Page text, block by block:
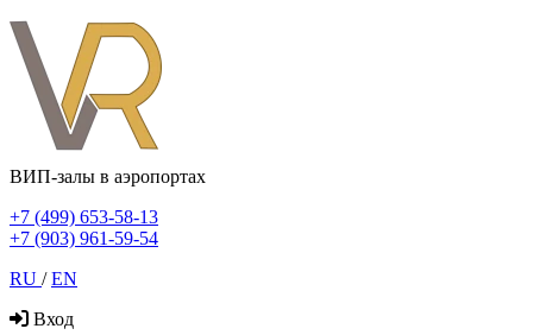
ВИП-залы в аэропортах
+7 (499) 653-58-13
+7 (903) 961-59-54
RU /EN
Вход